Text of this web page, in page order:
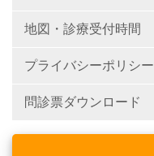
地図・診療受付時間
プライバシーポリシー
問診票ダウンロード